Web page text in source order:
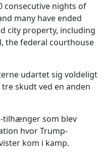
consecutive nights of
many have ended
city property, including
the federal courthouse
udartet sig voldeligt
skudt ved en anden
tilhænger som blev
hvor Trump-
kom i kamp.